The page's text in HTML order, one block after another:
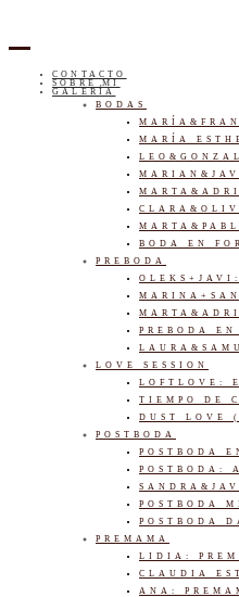
CONTACTO
SOBRE MI
GALERÍA
BODAS
MARÍA
BODA EN
PREBODA
PREBODA
LOVE SESSION
LOFTLOVE:
TIEMPO DE
DUST LOVE
POSTBODA
POSTBODA
POSTBODA:
POSTBODA
POSTBODA
PREMAMA
LIDIA:
CLAUDIA
ANA: